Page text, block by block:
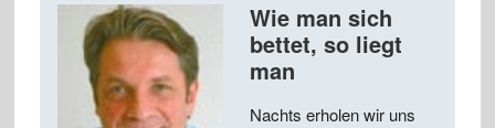
Wie man sich
bettet, so liegt
man
Nachts erholen wir uns